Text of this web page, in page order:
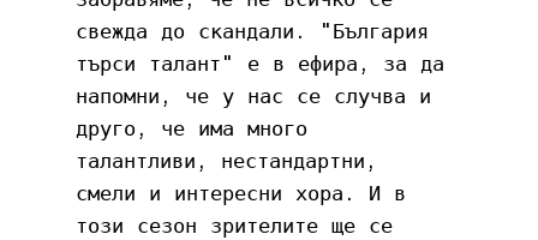
свежда до скандали. "България
търси талант" е в ефира, за да
напомни, че у нас се случва и
друго, че има много
талантливи, нестандартни,
смели и интересни хора. И в
този сезон зрителите ще се